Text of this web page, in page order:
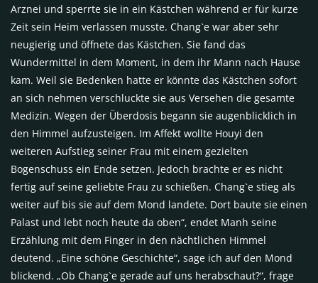
Arznei und sperrte sie in ein Kästchen während er für kurze
Zeit sein Heim verlassen musste. Chang`e war aber sehr
neugierig und öffnete das Kästchen. Sie fand das
Wundermittel in dem Moment, in dem ihr Mann nach Hause
kam. Weil sie Bedenken hatte er könnte das Kästchen sofort
an sich nehmen verschluckte sie aus Versehen die gesamte
Medizin. Wegen der Überdosis begann sie augenblicklich in
den Himmel aufzusteigen. Im Affekt wollte Houyi den
weiteren Aufstieg seiner Frau mit einem gezielten
Bogenschuss ein Ende setzen. Jedoch brachte er es nicht
fertig auf seine geliebte Frau zu schießen. Chang`e stieg als
weiter auf bis sie auf dem Mond landete. Dort baute sie einen
Palast und lebt noch heute da oben“, endet Manh seine
Erzählung mit dem Finger in den nächtlichen Himmel
deutend. „Eine schöne Geschichte“, sage ich auf den Mond
blickend. „Ob Chang`e gerade auf uns herabschaut?“, frage